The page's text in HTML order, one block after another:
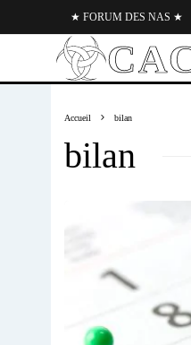
★ FORUM DES NAS ★
Accueil bilan
bilan